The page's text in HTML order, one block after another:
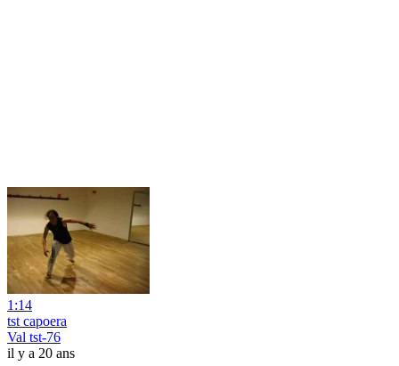
1:14
tst capoera
Val tst-76
il y a 20 ans